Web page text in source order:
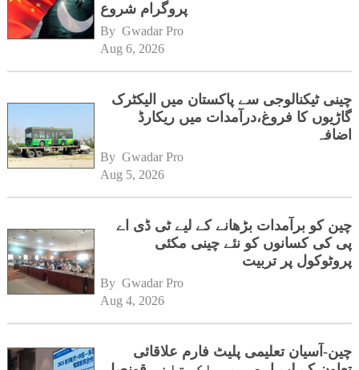
پروگرام شروع
By Gwadar Pro
Aug 6, 2026
چینی ٹیکنالوجی سے پاکستان میں الیکٹرک
گاڑیوں کا فروغ،درآمدات میں ریکارڈ
اضافہ
By Gwadar Pro
Aug 5, 2026
چین کو برآمدات بڑھانے کے لیے ٹی ڈی اے
پی کی کسانوں کو نئے چینی مکئی
پروٹوکول پر تربیت
By Gwadar Pro
Aug 4, 2026
چین-آسیان تعلیمی پلیٹ فارم علاقائی